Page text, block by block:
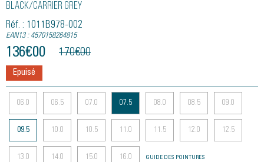
Black/carrier Grey
Réf. : 1011B978-002
EAN13 : 4570158264815
136€00 170€00
Epuisé
06.0 06.5 07.0 07.5 08.0 08.5 09.0
09.5 10.0 10.5 11.0 11.5 12.0 12.5
13.0 14.0 15.0 16.0 GUIDE DES POINTURES